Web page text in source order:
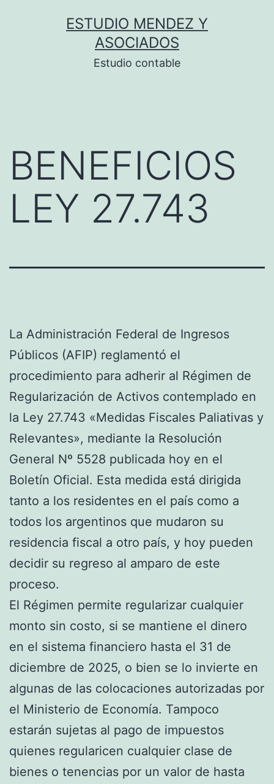
ESTUDIO MENDEZ Y
ASOCIADOS
Estudio contable
BENEFICIOS
LEY 27.743
La Administración Federal de Ingresos
Públicos (AFIP) reglamentó el
procedimiento para adherir al Régimen de
Regularización de Activos contemplado en
la Ley 27.743 «Medidas Fiscales Paliativas y
Relevantes», mediante la Resolución
General Nº 5528 publicada hoy en el
Boletín Oficial. Esta medida está dirigida
tanto a los residentes en el país como a
todos los argentinos que mudaron su
residencia fiscal a otro país, y hoy pueden
decidir su regreso al amparo de este
proceso.
El Régimen permite regularizar cualquier
monto sin costo, si se mantiene el dinero
en el sistema financiero hasta el 31 de
diciembre de 2025, o bien se lo invierte en
algunas de las colocaciones autorizadas por
el Ministerio de Economía. Tampoco
estarán sujetas al pago de impuestos
quienes regularicen cualquier clase de
bienes o tenencias por un valor de hasta